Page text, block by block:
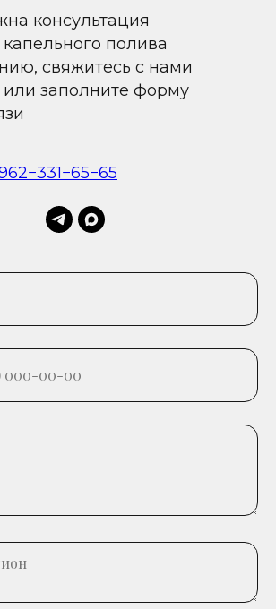
консультация
полива
свяжитесь с нами
заполните форму